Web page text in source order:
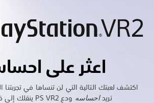
اعثر على
اكتشف لعبتك التالية التي لن تنساها في تجربتنا
تريداحساسهودع PS VR2 ينقلك إلى قلب الحدث.